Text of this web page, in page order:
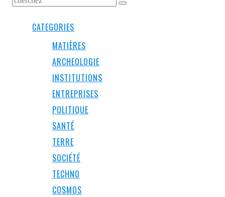
CATEGORIES
MATIÈRES
ARCHEOLOGIE
INSTITUTIONS
ENTREPRISES
POLITIQUE
SANTÉ
TERRE
SOCIÉTÉ
TECHNO
COSMOS